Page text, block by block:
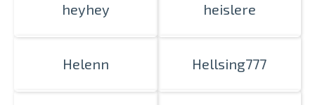
heyhey heislere
Helenn Hellsing777